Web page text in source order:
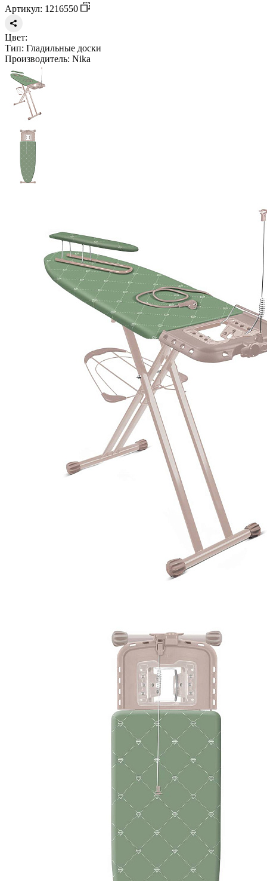
Артикул: 1216550
Цвет:
Тип: Гладильные доски
Производитель: Nika